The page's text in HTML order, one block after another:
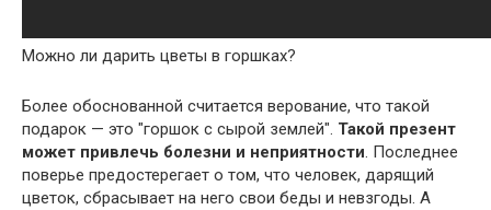
Можно ли дарить цветы в горшках?
Более обоснованной считается верование, что такой
подарок — это "горшок с сырой землей". Такой презент
может привлечь болезни и неприятности. Последнее
поверье предостерегает о том, что человек, дарящий
цветок, сбрасывает на него свои беды и невзгоды. А